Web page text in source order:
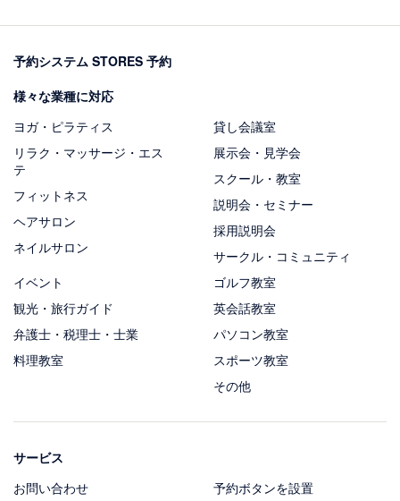
予約システム STORES 予約
様々な業種に対応
ヨガ・ピラティス
リラク・マッサージ・エス
テ
フィットネス
ヘアサロン
ネイルサロン
貸し会議室
展示会・見学会
スクール・教室
説明会・セミナー
採用説明会
サークル・コミュニティ
イベント
観光・旅行ガイド
弁護士・税理士・士業
料理教室
ゴルフ教室
英会話教室
パソコン教室
スポーツ教室
その他
サービス
お問い合わせ
予約ボタンを設置